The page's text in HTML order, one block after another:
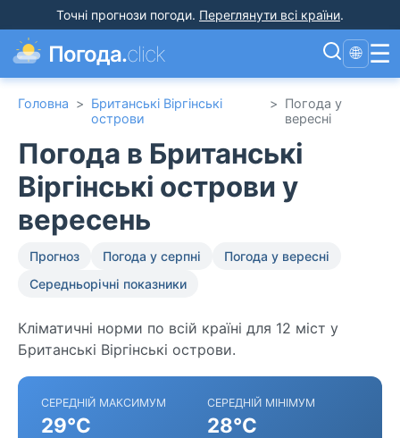
Точні прогнози погоди. Переглянути всі країни.
Погода.click 🌐 ☰
Головна > Британські Віргінські
острови
> Погода у
вересні
Погода в Британські
Віргінські острови у
вересень
Прогноз Погода у серпні
Погода у вересні
Середньорічні показники
Кліматичні норми по всій країні для 12 міст у
Британські Віргінські острови.
СЕРЕДНІЙ МАКСИМУМ
29°C
СЕРЕДНІЙ МІНІМУМ
28°C